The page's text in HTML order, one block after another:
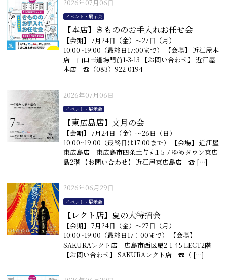
2026年07月06日
イベント・展示会
【本店】きもののお手入れお任せ会
【会期】 7月24日（金）〜27日（月）
10:00~19:00（最終日17:00まで） 【会場】 近江屋本
店 山口市道場門前1-3-13 【お問い合わせ】 近江屋
本店 ☎︎（083）922-0194
2026年07月06日
イベント・展示会
【東広島店】文月の会
【会期】 7月24日（金）〜26日（日）
10:00~19:00（最終日は17:00まで） 【会場】 近江屋
東広島店 東広島市四条土与丸1-5-7 ゆめタウン東広
島2階 【お問い合わせ】 近江屋東広島店 ☎︎ […]
2026年06月29日
イベント・展示会
【レクト店】夏の大特招会
【会期】 7月24日（金）〜27日（月）
10:00~19:00（最終日17：00まで） 【会場】
SAKURAレクト店 広島市西区扇2-1-45 LECT2階
【お問い合わせ】 SAKURAレクト店 ☎︎（ […]